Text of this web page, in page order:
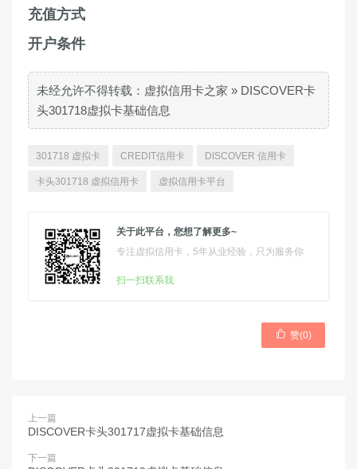
充值方式
开户条件
未经允许不得转载： 虚拟信用卡之家 » DISCOVER卡
头301718虚拟卡基础信息
301718 虚拟卡 CREDIT信用卡 DISCOVER 信用卡
卡头301718 虚拟信用卡 虚拟信用卡平台
关于此平台，您想了解更多~
专注虚拟信用卡，5年从业经验，只为服务你
扫一扫联系我
 赞(0)
上一篇
DISCOVER卡头301717虚拟卡基础信息
下一篇